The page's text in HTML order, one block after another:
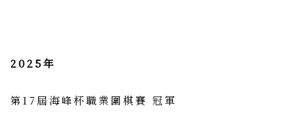
2025年
第17屆海峰杯職業圍棋賽 冠軍